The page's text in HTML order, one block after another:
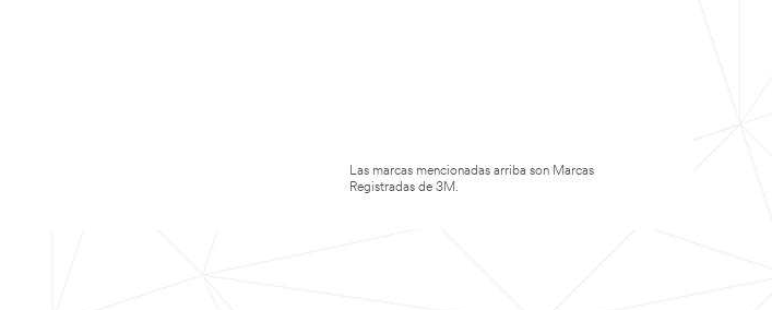
Las marcas mencionadas arriba son Marcas
Registradas de 3M.